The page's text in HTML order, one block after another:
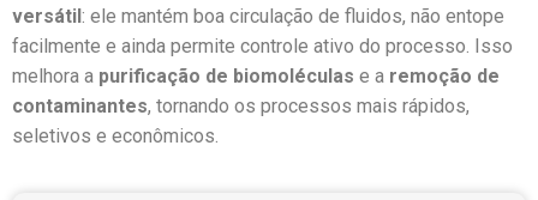
versátil : ele mantém boa circulação de fluidos, não entope
facilmente e ainda permite controle ativo do processo. Isso
melhora a purificação de biomoléculas e a remoção de
contaminantes, tornando os processos mais rápidos,
seletivos e econômicos.